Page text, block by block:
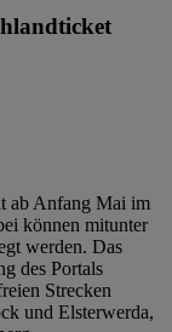
ab Anfang Mai im
können mitunter
werden. Das
des Portals
Strecken
und Elsterwerda,